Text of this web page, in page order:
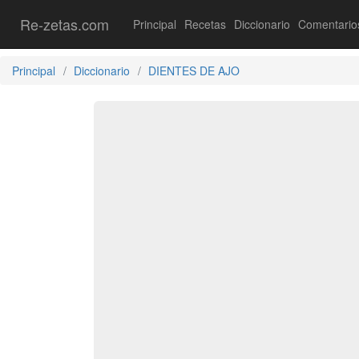
Re-zetas.com Principal Recetas Diccionario
Principal Diccionario DIENTES DE AJO